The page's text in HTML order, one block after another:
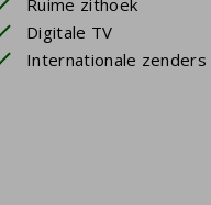
Ruime zithoek
Digitale TV
Internationale zenders